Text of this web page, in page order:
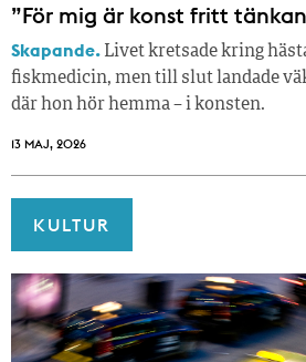
”För mig är konst fritt
Skapande. Livet kretsade kring
fiskmedicin, men till slut landade
där hon hör hemma – i konsten.
13 MAJ, 2026
KULTUR